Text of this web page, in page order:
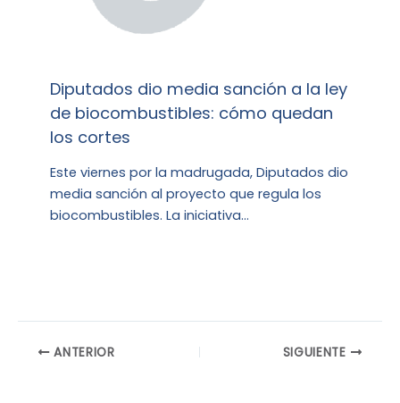
Diputados dio media sanción a la ley
de biocombustibles: cómo quedan
los cortes
Este viernes por la madrugada, Diputados dio
media sanción al proyecto que regula los
biocombustibles. La iniciativa…
ANTERIOR SIGUIENTE